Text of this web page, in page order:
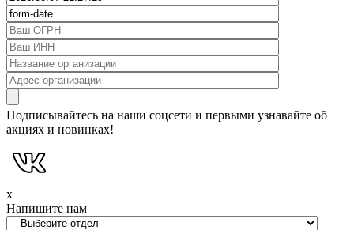
Подписывайтесь на наши соцсети и первыми узнавайте об
акциях и новинках!
x
Напишите нам